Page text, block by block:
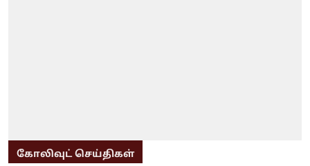
கோலிவுட் செய்திகள்